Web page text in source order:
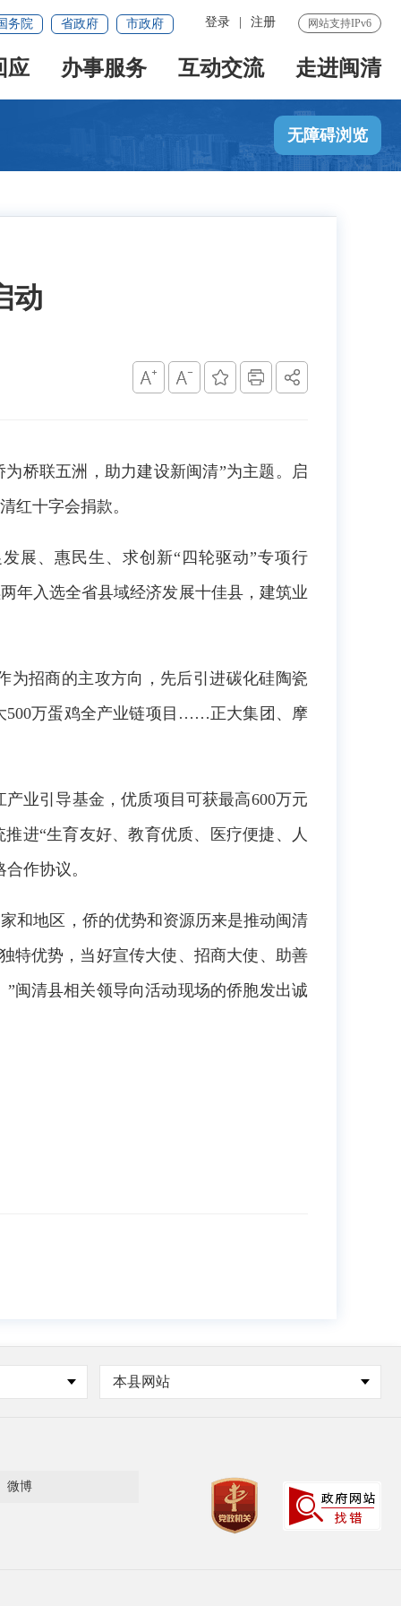
网站支持IPv6
登录 注册
务院 省政府 市政府
应 办事服务 互动交流 走进闽清
无障碍浏览
动
桥联五洲，助力建设新闽清”为主题。启
红十字会捐款。
展、惠民生、求创新“四轮驱动”专项行
年入选全省县域经济发展十佳县，建筑业
为招商的主攻方向，先后引进碳化硅陶瓷
500万蛋鸡全产业链项目……正大集团、摩
业引导基金，优质项目可获最高600万元
进“生育友好、教育优质、医疗便捷、人
作协议。
和地区，侨的优势和资源历来是推动闽清
特优势，当好宣传大使、招商大使、助善
闽清县相关领导向活动现场的侨胞发出诚
本县网站
微博